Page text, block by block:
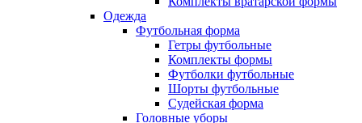
Одежда
Футбольная форма
Гетры футбольные
Комплекты формы
Футболки футбольные
Шорты футбольные
Судейская форма
Головные уборы